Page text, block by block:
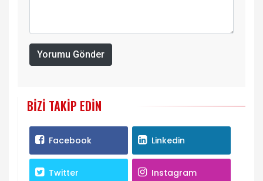
Yorumu Gönder
BIZI TAKIP EDIN
Facebook Linkedin
Twitter Instagram